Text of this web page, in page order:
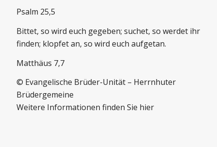
Psalm 25,5
Bittet, so wird euch gegeben; suchet, so werdet ihr
finden; klopfet an, so wird euch aufgetan.
Matthäus 7,7
© Evangelische Brüder-Unität – Herrnhuter
Brüdergemeine
Weitere Informationen finden Sie hier